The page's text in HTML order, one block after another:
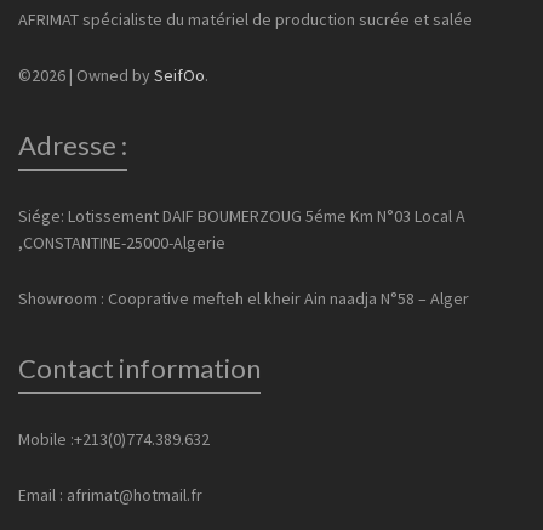
AFRIMAT spécialiste du matériel de production sucrée et salée
©2026 | Owned by SeifOo.
Adresse :
Siége: Lotissement DAIF BOUMERZOUG 5éme Km N°03 Local A
,CONSTANTINE-25000-Algerie
Showroom : Cooprative mefteh el kheir Ain naadja N°58 – Alger
Contact information
Mobile :+213(0)774.389.632
Email : afrimat@hotmail.fr